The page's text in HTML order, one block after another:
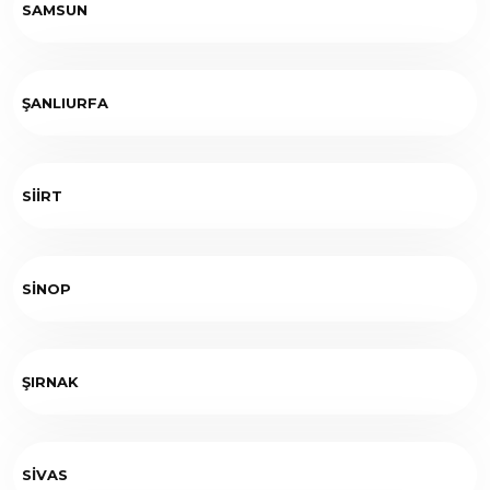
SAMSUN
ŞANLIURFA
SİİRT
SİNOP
ŞIRNAK
SİVAS